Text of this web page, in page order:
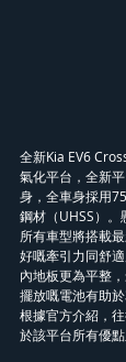
全新Kia EV6
氣化平台，全新
身，全車身採用
鋼材（UHSS）。
所有車型將搭載
好嘅牽引力同舒
內地板更為平整
擺放嘅電池有助
根據官方介紹，
於該平台所有優點